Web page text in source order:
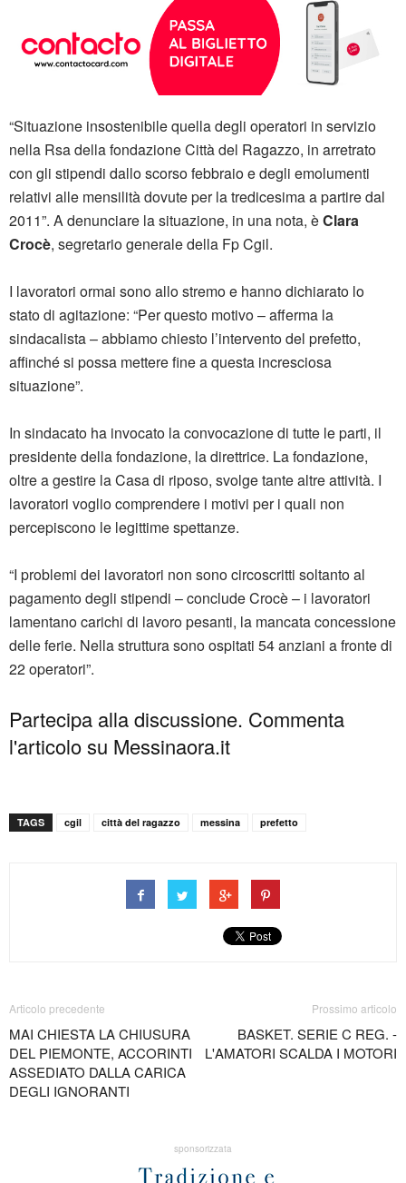
“Situazione insostenibile quella degli operatori in servizio
nella Rsa della fondazione Città del Ragazzo, in arretrato
con gli stipendi dallo scorso febbraio e degli emolumenti
relativi alle mensilità dovute per la tredicesima a partire dal
2011”. A denunciare la situazione, in una nota, èClara
Crocè, segretario generale della Fp Cgil.
I lavoratori ormai sono allo stremo e hanno dichiarato lo
stato di agitazione: “Per questo motivo – afferma la
sindacalista – abbiamo chiesto l’intervento del prefetto,
affinché si possa mettere fine a questa incresciosa
situazione”.
In sindacato ha invocato la convocazione di tutte le parti, il
presidente della fondazione, la direttrice. La fondazione,
oltre a gestire la Casa di riposo, svolge tante altre attività. I
lavoratori voglio comprendere i motivi per i quali non
percepiscono le legittime spettanze.
“I problemi dei lavoratori non sono circoscritti soltanto al
pagamento degli stipendi – conclude Crocè – i lavoratori
lamentano carichi di lavoro pesanti, la mancata concessione
delle ferie. Nella struttura sono ospitati 54 anziani a fronte di
22 operatori”.
Partecipa alla discussione. Commenta
l'articolo su Messinaora.it
TAGS cgil città del ragazzo messina prefetto
Articolo precedente
MAI CHIESTA LA CHIUSURA
DEL PIEMONTE, ACCORINTI
ASSEDIATO DALLA CARICA
DEGLI IGNORANTI
Prossimo articolo
BASKET. SERIE C REG. -
L'AMATORI SCALDA I MOTORI
sponsorizzata